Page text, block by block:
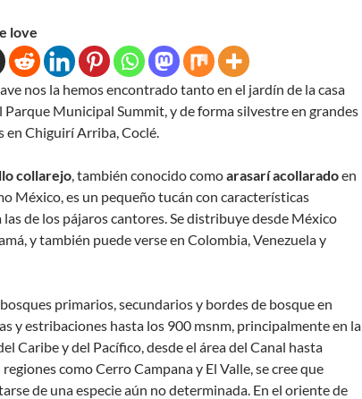
love
nos la hemos encontrado tanto en el jardín de la casa
Parque Municipal Summit, y de forma silvestre en grandes
en Chiguirí Arriba, Coclé.
collarejo, también conocido comoarasarí acollaradoen
México, es un pequeño tucán con características
las de los pájaros cantores. Se distribuye desde México
y también puede verse en Colombia, Venezuela y
primarios, secundarios y bordes de bosque en
y estribaciones hasta los 900 msnm, principalmente en la
Caribe y del Pacífico, desde el área del Canal hasta
regiones como Cerro Campana y El Valle, se cree que
de una especie aún no determinada. En el oriente de